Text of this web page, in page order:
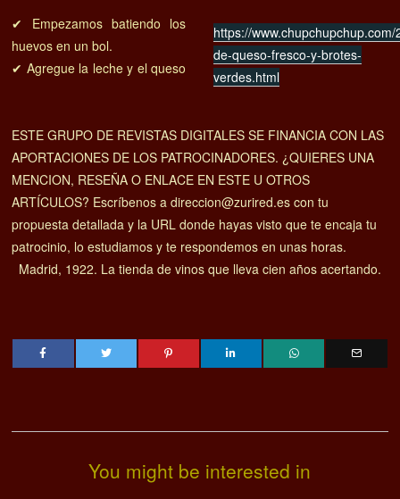
✔ Empezamos batiendo los
huevos en un bol.
✔ Agregue la leche y el queso
https://
de-queso-fresco-y-brotes-
verdes.html
ESTE GRUPO DE REVISTAS DIGITALES SE FINANCIA CON LAS
APORTACIONES DE LOS PATROCINADORES. ¿QUIERES UNA
MENCION, RESEÑA O ENLACE EN ESTE U OTROS
ARTÍCULOS? Escríbenos a direccion@zurired.es con tu
propuesta detallada y la URL donde hayas visto que te encaja tu
patrocinio, lo estudiamos y te respondemos en unas horas.
Madrid, 1922. La tienda de vinos que lleva cien años acertando.
You might be interested in